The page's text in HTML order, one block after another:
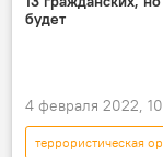
ООН
будет
4 февраля 2022,
террористическая